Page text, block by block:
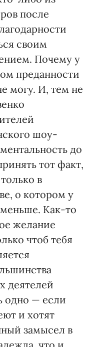
после
своим
Почему у
преданности
могу. И, тем не
шоу-
до
тот факт,
в
о котором у
Как-то
желание
чтоб тебя
деятелей
одно — если
и хотят
замысел в